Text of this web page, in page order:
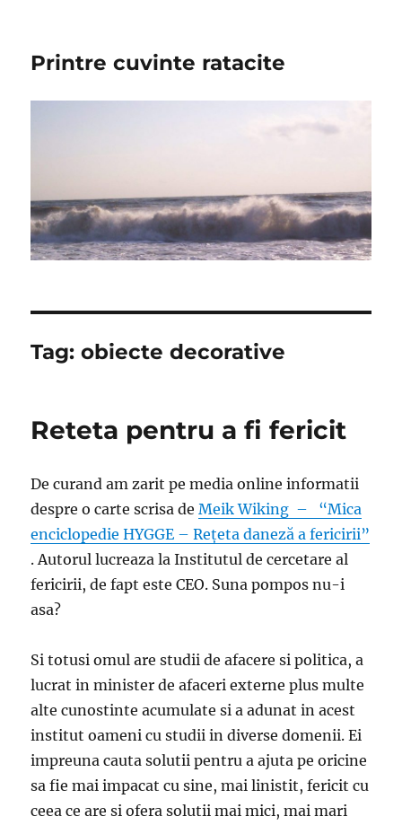
Printre cuvinte ratacite
Tag:obiecte decorative
Reteta pentru a fi fericit
De curand am zarit pe media online informatii
despre o carte scrisa deMeik Wiking – “Mica
enciclopedie HYGGE – Rețeta daneză a fericirii”
. Autorul lucreaza la Institutul de cercetare al
fericirii, de fapt este CEO. Suna pompos nu-i
asa?
Si totusi omul are studii de afacere si politica, a
lucrat in minister de afaceri externe plus multe
alte cunostinte acumulate si a adunat in acest
institut oameni cu studii in diverse domenii. Ei
impreuna cauta solutii pentru a ajuta pe oricine
sa fie mai impacat cu sine, mai linistit, fericit cu
ceea ce are si ofera solutii mai mici, mai mari